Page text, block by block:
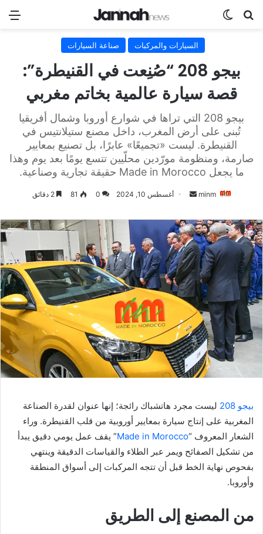
بحث عنالوضع المظلم
السيارات والمركبات صناعة السيارات
بيجو 208 “صُنِعت في القنيطرة”:
قصة سيارة عالمية بخاتم مغربي
بيجو 208 التي تراها في شوارع أوروبا وشمال أفريقيا
تُبنى على أرض المغرب، داخل مصنع ستيلانتيس في
القنيطرة. ليست «تجميعًا» عابرًا، بل تصنيع بمعايير
صارمة، ومنظومة مورّدين محلّيين تتسع يومًا بعد يوم وهذا
ما يجعل Made in Morocco حقيقة تجارية وصناعية.
minm
أرسل
إلكترونيا
أغسطس 10, 2024 0
81 2 دقائق
بيجو 208
ليست مجرد هاتشباك رائجة؛ إنها عنوان لقدرة الصناعة
المغربية على إنتاج سيارة بمعايير أوروبية من قلب القنيطرة. وراء
الشعار المعروف “Made in Morocco” يقف عمل يومي دقيق يبدأ
من تشكيل الصفائح ويمر عبر الطلاء والقياسات الدقيقة وينتهي
بفحوص نهاية الخط قبل أن تتجه المركبات إلى أسواق المنطقة
وأوروبا.
من المصنع إلى الطريق